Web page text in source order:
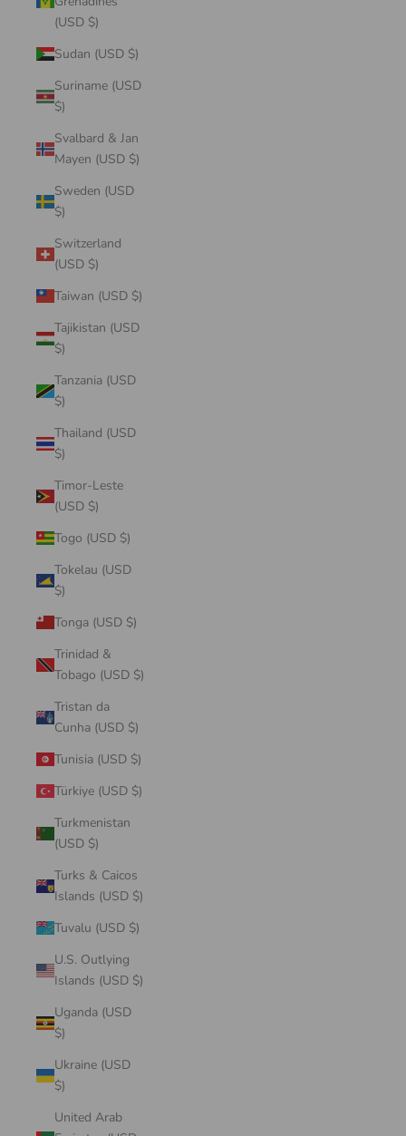
(USD $)
Sudan (USD $)
Suriname (USD
$)
Svalbard & Jan
Mayen (USD $)
Sweden (USD
$)
Switzerland
(USD $)
Taiwan (USD $)
Tajikistan (USD
$)
Tanzania (USD
$)
Thailand (USD
$)
Timor-Leste
(USD $)
Togo (USD $)
Tokelau (USD
$)
Tonga (USD $)
Trinidad &
Tobago (USD $)
Tristan da
Cunha (USD $)
Tunisia (USD $)
Türkiye (USD $)
Turkmenistan
(USD $)
Turks & Caicos
Islands (USD $)
Tuvalu (USD $)
U.S. Outlying
Islands (USD $)
Uganda (USD
$)
Ukraine (USD
$)
United Arab